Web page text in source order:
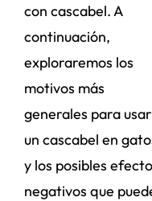
con cascabel. A
continuación,
exploraremos los
motivos más
generales para usar
un cascabel en
y los posibles
negativos que